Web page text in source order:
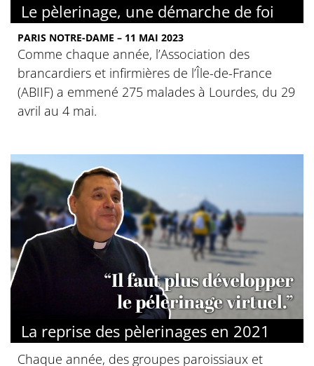
Le pèlerinage, une démarche de foi
PARIS NOTRE-DAME – 11 MAI 2023
Comme chaque année, l’Association des
brancardiers et infirmières de l’Île-de-France
(ABIIF) a emmené 275 malades à Lourdes, du 29
avril au 4 mai.
La reprise des pèlerinages en 2021
Chaque année, des groupes paroissiaux et